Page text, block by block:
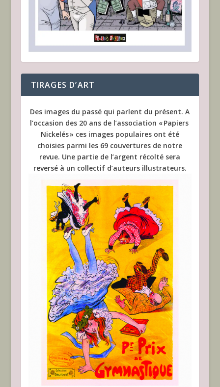
TIRAGES D’ART
Des images du passé qui parlent du présent. A
l’occasion des 20 ans de l’association « Papiers
Nickelés » ces images populaires ont été
choisies parmi les 69 couvertures de notre
revue. Une partie de l’argent récolté sera
reversé à un collectif d’auteurs illustrateurs.